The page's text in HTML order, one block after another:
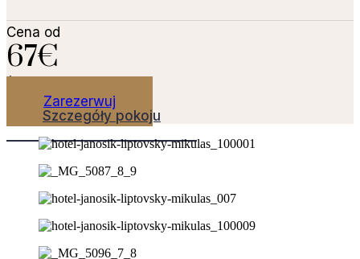
Cena od
67€
Zarezerwuj
Szczegóły pokoju